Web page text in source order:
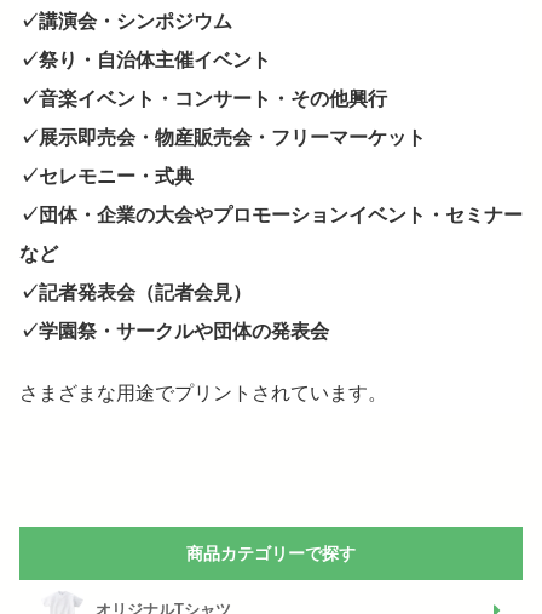
✓講演会・シンポジウム
✓祭り・自治体主催イベント
✓音楽イベント・コンサート・その他興行
✓展示即売会・物産販売会・フリーマーケット
✓セレモニー・式典
✓団体・企業の大会やプロモーションイベント・セミナー
など
✓記者発表会（記者会見）
✓学園祭・サークルや団体の発表会
さまざまな用途でプリントされています。
商品カテゴリーで探す
オリジナルTシャツ